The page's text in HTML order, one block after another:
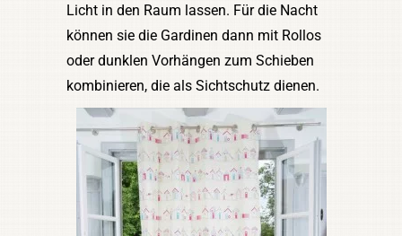
Licht in den Raum lassen. Für die Nacht
können sie die Gardinen dann mit Rollos
oder dunklen Vorhängen zum Schieben
kombinieren, die als Sichtschutz dienen.